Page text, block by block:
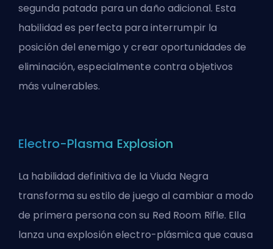
segunda patada para un daño adicional. Esta
habilidad es perfecta para interrumpir la
posición del enemigo y crear oportunidades de
eliminación, especialmente contra objetivos
más vulnerables.
Electro-Plasma Explosion
La habilidad definitiva de la Viuda Negra
transforma su estilo de juego al cambiar a modo
de primera persona con su Red Room Rifle. Ella
lanza una explosión electro-plásmica que causa